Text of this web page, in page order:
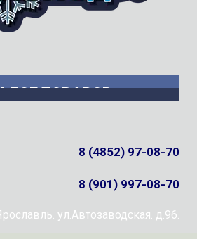
ТОВАРОВ
8 (4852) 97-08-70
8 (901) 997-08-70
ул.Автозаводская. д.96.